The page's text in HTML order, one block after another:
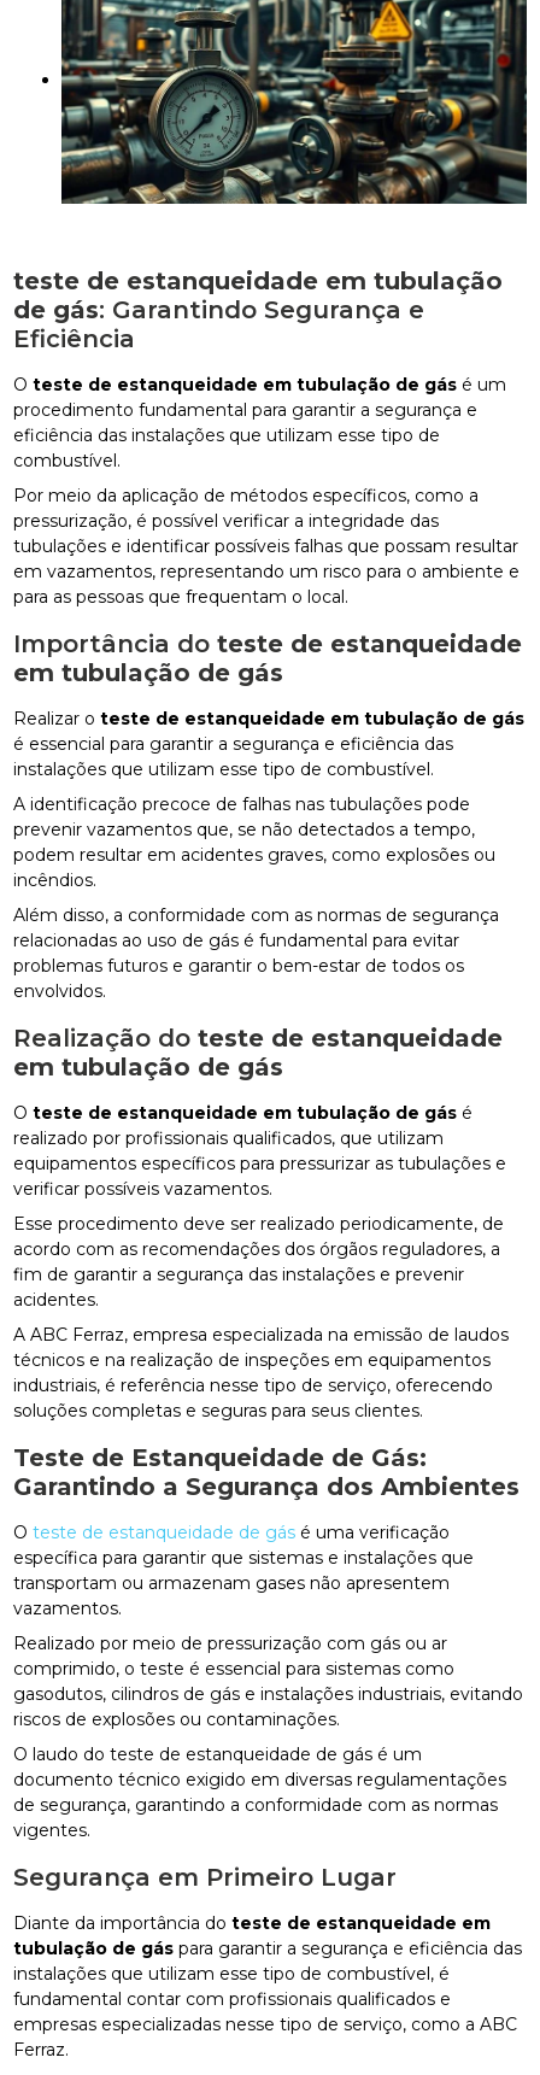
teste de estanqueidade em tubulação
de gás: Garantindo Segurança e
Eficiência
Oteste de estanqueidade em tubulação de gás é um
procedimento fundamental para garantir a segurança e
eficiência das instalações que utilizam esse tipo de
combustível.
Por meio da aplicação de métodos específicos, como a
pressurização, é possível verificar a integridade das
tubulações e identificar possíveis falhas que possam resultar
em vazamentos, representando um risco para o ambiente e
para as pessoas que frequentam o local.
Importância doteste de estanqueidade
em tubulação de gás
Realizar oteste de estanqueidade em tubulação de gás
é essencial para garantir a segurança e eficiência das
instalações que utilizam esse tipo de combustível.
A identificação precoce de falhas nas tubulações pode
prevenir vazamentos que, se não detectados a tempo,
podem resultar em acidentes graves, como explosões ou
incêndios.
Além disso, a conformidade com as normas de segurança
relacionadas ao uso de gás é fundamental para evitar
problemas futuros e garantir o bem-estar de todos os
envolvidos.
Realização doteste de estanqueidade
em tubulação de gás
Oteste de estanqueidade em tubulação de gás é
realizado por profissionais qualificados, que utilizam
equipamentos específicos para pressurizar as tubulações e
verificar possíveis vazamentos.
Esse procedimento deve ser realizado periodicamente, de
acordo com as recomendações dos órgãos reguladores, a
fim de garantir a segurança das instalações e prevenir
acidentes.
A ABC Ferraz, empresa especializada na emissão de laudos
técnicos e na realização de inspeções em equipamentos
industriais, é referência nesse tipo de serviço, oferecendo
soluções completas e seguras para seus clientes.
Teste de Estanqueidade de Gás:
Garantindo a Segurança dos Ambientes
Oteste de estanqueidade de gás é uma verificação
específica para garantir que sistemas e instalações que
transportam ou armazenam gases não apresentem
vazamentos.
Realizado por meio de pressurização com gás ou ar
comprimido, o teste é essencial para sistemas como
gasodutos, cilindros de gás e instalações industriais, evitando
riscos de explosões ou contaminações.
O laudo do teste de estanqueidade de gás é um
documento técnico exigido em diversas regulamentações
de segurança, garantindo a conformidade com as normas
vigentes.
Segurança em Primeiro Lugar
Diante da importância doteste de estanqueidade em
tubulação de gás para garantir a segurança e eficiência das
instalações que utilizam esse tipo de combustível, é
fundamental contar com profissionais qualificados e
empresas especializadas nesse tipo de serviço, como a ABC
Ferraz.